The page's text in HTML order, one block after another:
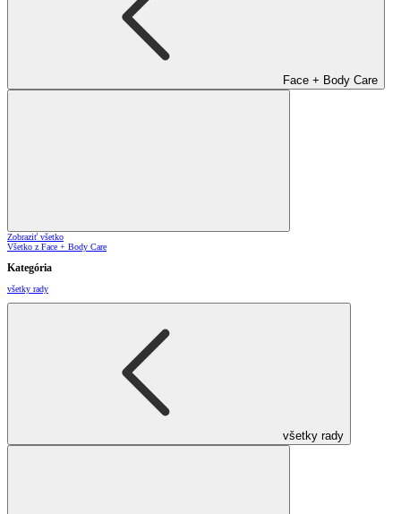
Face + Body Care
Zobraziť všetko
Všetko z Face + Body Care
Kategória
všetky rady
všetky rady